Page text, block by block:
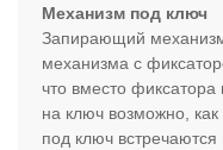
Механизм под ключ
Запирающий
механизма с
что вместо фиксатора
на ключ возможно,
под ключ